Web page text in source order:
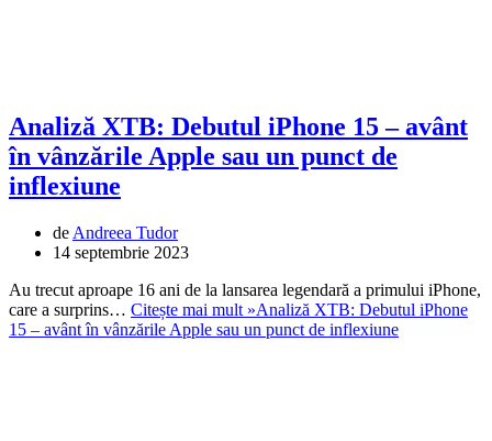
Analiză XTB: Debutul iPhone 15 – avânt
în vânzările Apple sau un punct de
inflexiune
de Andreea Tudor
14 septembrie 2023
Au trecut aproape 16 ani de la lansarea legendară a primului iPhone,
care a surprins… Citește mai mult »Analiză XTB: Debutul iPhone
15 – avânt în vânzările Apple sau un punct de inflexiune